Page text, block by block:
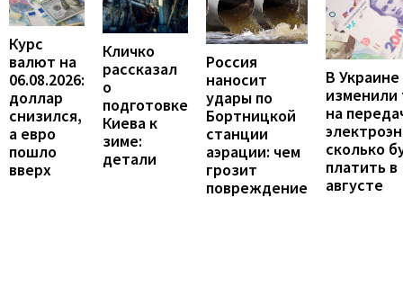
Курс
валют на
06.08.2026:
доллар
снизился,
а евро
пошло
вверх
Кличко
рассказал
о
подготовке
Киева к
зиме:
детали
Россия
наносит
удары по
Бортницкой
станции
аэрации: чем
грозит
повреждение
В Украине
на
сколько
платить в
августе